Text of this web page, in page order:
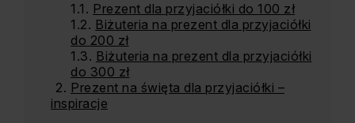
Prezent dla przyjaciółki do 100 zł
Biżuteria na prezent dla przyjaciółki
do 200 zł
Biżuteria na prezent dla przyjaciółki
do 300 zł
Prezent na święta dla przyjaciółki –
inspiracje